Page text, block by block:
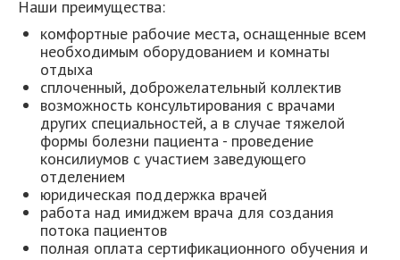
Наши преимущества:
комфортные рабочие места, оснащенные всем
необходимым оборудованием и комнаты
отдыха
сплоченный, доброжелательный коллектив
возможность консультирования с врачами
других специальностей, а в случае тяжелой
формы болезни пациента - проведение
консилиумов с участием заведующего
отделением
юридическая поддержка врачей
работа над имиджем врача для создания
потока пациентов
полная оплата сертификационного обучения и